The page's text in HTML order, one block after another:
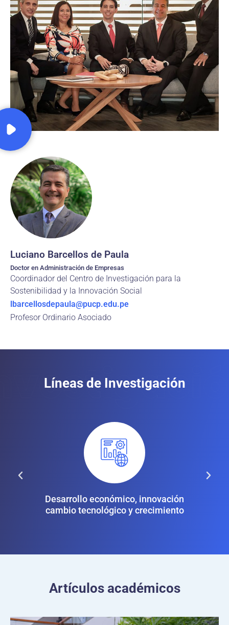
Luciano Barcellos de Paula
Doctor en Administración de Empresas
Coordinador del Centro de Investigación para la
Sostenibilidad y la Innovación Social
lbarcellosdepaula@pucp.edu.pe
Profesor Ordinario Asociado
Líneas de Investigación
Desarrollo económico, innovación
cambio tecnológico y crecimiento
Artículos académicos